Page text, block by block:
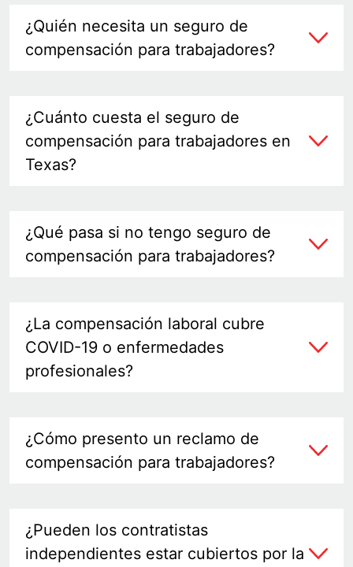
¿Quién necesita un seguro de
compensación para trabajadores?
¿Cuánto cuesta el seguro de
compensación para trabajadores en
Texas?
¿Qué pasa si no tengo seguro de
compensación para trabajadores?
¿La compensación laboral cubre
COVID-19 o enfermedades
profesionales?
¿Cómo presento un reclamo de
compensación para trabajadores?
¿Pueden los contratistas
independientes estar cubiertos por la